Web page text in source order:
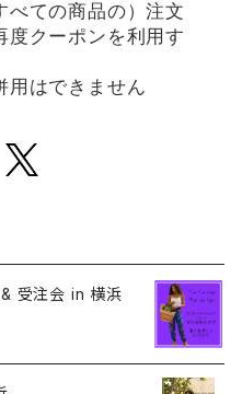
べての商品の）注文
度クーポンを利用す
用はできません
受注会 in 横浜